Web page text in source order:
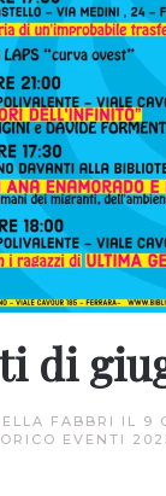
di
FABBRI IL 9
EVENTI